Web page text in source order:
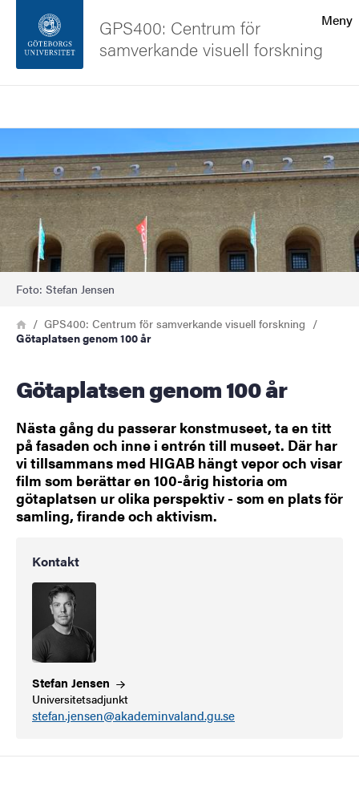
Sidfoten
Om webbplatsen
Meny
GPS400: Centrum för
samverkande visuell forskning
Bild
Foto: Stefan Jensen
Länkstig
HemGPS400: Centrum för samverkande visuell forskning
Götaplatsen genom 100 år
Götaplatsen genom 100 år
Nästa gång du passerar konstmuseet, ta en titt
på fasaden och inne i entrén till museet. Där har
vi tillsammans med HIGAB hängt vepor och visar
film som berättar en 100-årig historia om
götaplatsen ur olika perspektiv - som en plats för
samling, firande och aktivism.
Kontakt
Stefan Jensen
Universitetsadjunkt
stefan.jensen@akademinvaland.gu.se